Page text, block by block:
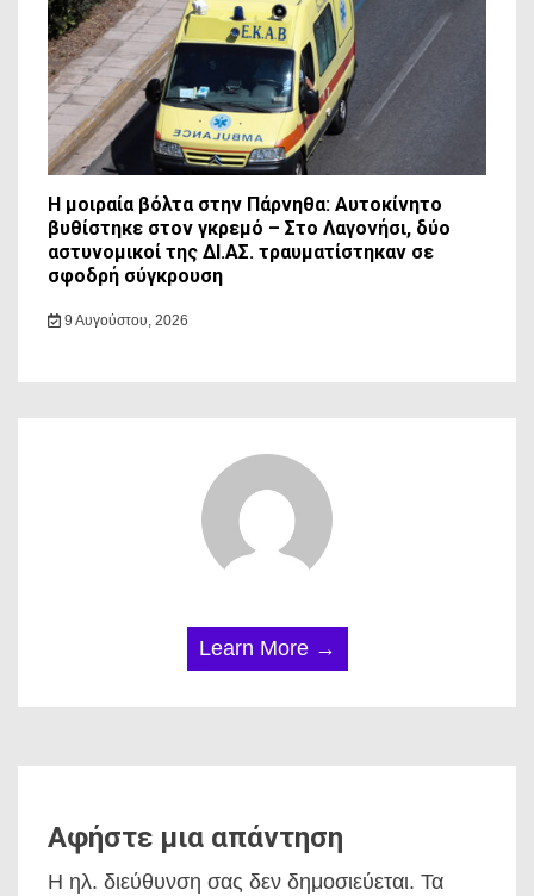
Η μοιραία βόλτα στην Πάρνηθα: Αυτοκίνητο
βυθίστηκε στον γκρεμό – Στο Λαγονήσι, δύο
αστυνομικοί της ΔΙ.ΑΣ. τραυματίστηκαν σε
σφοδρή σύγκρουση
9 Αυγούστου, 2026
Learn More →
Αφήστε μια απάντηση
Η ηλ. διεύθυνση σας δεν δημοσιεύεται. Τα